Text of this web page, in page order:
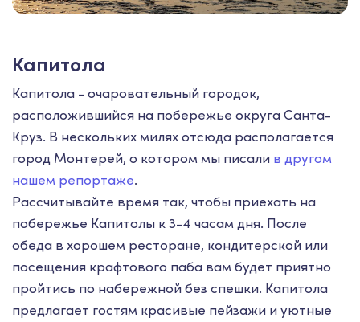
Капитола
Капитола - очаровательный городок,
расположившийся на побережье округа Санта-
Круз. В нескольких милях отсюда располагается
город Монтерей, о котором мы писали в другом
нашем репортаже.
Рассчитывайте время так, чтобы приехать на
побережье Капитолы к 3-4 часам дня. После
обеда в хорошем ресторане, кондитерской или
посещения крафтового паба вам будет приятно
пройтись по набережной без спешки. Капитола
предлагает гостям красивые пейзажи и уютные